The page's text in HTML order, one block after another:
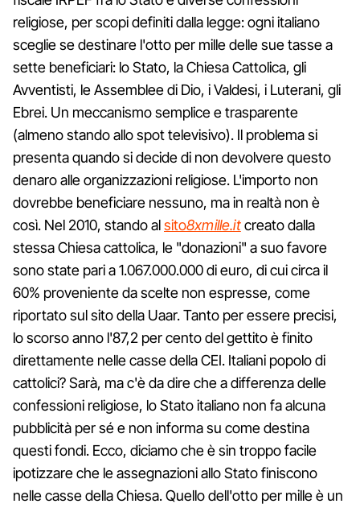
religiose, per scopi definiti dalla legge: ogni italiano
sceglie se destinare l'otto per mille delle sue tasse a
sette beneficiari: lo Stato, la Chiesa Cattolica, gli
Avventisti, le Assemblee di Dio, i Valdesi, i Luterani, gli
Ebrei. Un meccanismo semplice e trasparente
(almeno stando allo spot televisivo). Il problema si
presenta quando si decide di non devolvere questo
denaro alle organizzazioni religiose. L'importo non
dovrebbe beneficiare nessuno, ma in realtà non è
così. Nel 2010, stando alsito8xmille.itcreato dalla
stessa Chiesa cattolica, le "donazioni" a suo favore
sono state pari a 1.067.000.000 di euro, di cui circa il
60% proveniente da scelte non espresse, come
riportato sul sito della Uaar. Tanto per essere precisi,
lo scorso anno l'87,2 per cento del gettito è finito
direttamente nelle casse della CEI. Italiani popolo di
cattolici? Sarà, ma c'è da dire che a differenza delle
confessioni religiose, lo Stato italiano non fa alcuna
pubblicità per sé e non informa su come destina
questi fondi. Ecco, diciamo che è sin troppo facile
ipotizzare che le assegnazioni allo Stato finiscono
nelle casse della Chiesa. Quello dell'otto per mille è un